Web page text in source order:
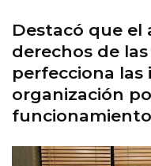
Destacó que
derechos de
perfecciona las
organización